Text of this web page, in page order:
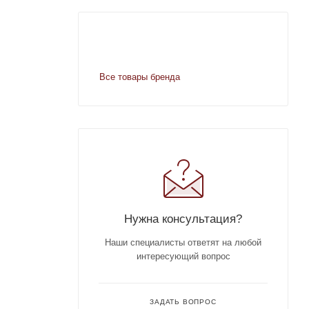
Все товары бренда
Нужна консультация?
Наши специалисты ответят на любой
интересующий вопрос
ЗАДАТЬ ВОПРОС